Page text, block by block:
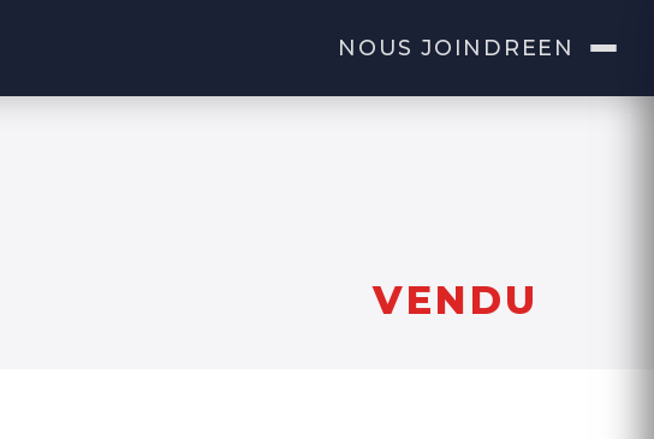
NOUS JOINDREEN
VENDU